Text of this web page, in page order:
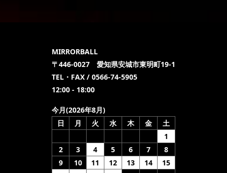
MIRRORBALL
〒446-0027 愛知県安城市東明町19-1
TEL・FAX / 0566-74-5905
12:00 - 18:00
今月(2026年8月)
日
月 火 水 木 金
土
1
2
3 4 5 6 7
8
9
10 11 12 13 14
15